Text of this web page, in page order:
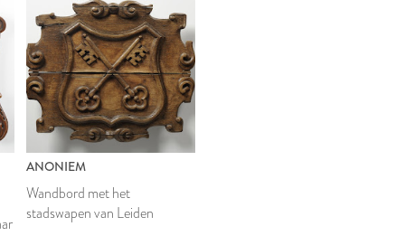
ANONIEM
Wandbord met het
stadswapen van Leiden